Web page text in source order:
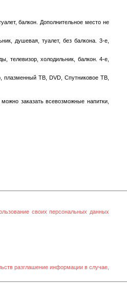
балкон. Дополнительное место не
душевая, туалет, без балкона. 3-е,
телевизор, холодильник, балкон. 4-е,
плазменный ТВ, DVD, Спутниковое ТВ,
заказать всевозможные напитки,
своих персональных данных
разглашение информации в случае,